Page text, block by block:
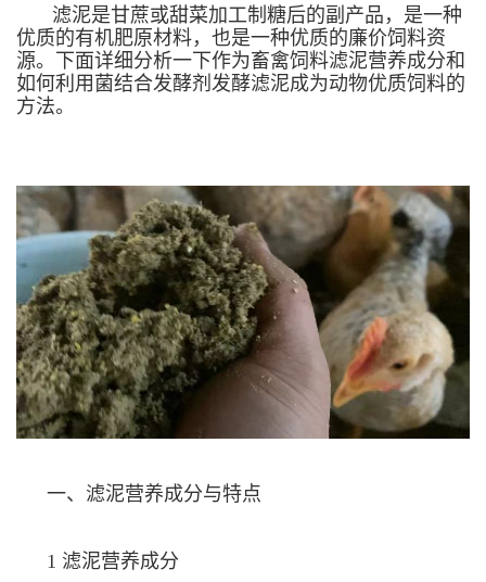
滤泥是甘蔗或甜菜加工制糖后的副产品，是一种
优质的有机肥原材料，也是一种优质的廉价饲料资
源。下面详细分析一下作为畜禽饲料滤泥营养成分和
如何利用菌结合发酵剂发酵滤泥成为动物优质饲料的
方法。
一、滤泥营养成分与特点
1 滤泥营养成分